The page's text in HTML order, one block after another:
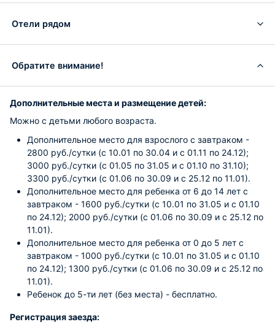
Отели рядом
Обратите внимание!
Дополнительные места и размещение детей:
Можно с детьми любого возраста.
Дополнительное место для взрослого с завтраком -
2800 руб./сутки (с 10.01 по 30.04 и с 01.11 по 24.12);
3000 руб./сутки (с 01.05 по 31.05 и с 01.10 по 31.10);
3300 руб./сутки (с 01.06 по 30.09 и с 25.12 по 11.01).
Дополнительное место для ребенка от 6 до 14 лет с
завтраком - 1600 руб./сутки (с 10.01 по 31.05 и с 01.10
по 24.12); 2000 руб./сутки (с 01.06 по 30.09 и с 25.12 по
11.01).
Дополнительное место для ребенка от 0 до 5 лет с
завтраком - 1000 руб./сутки (с 10.01 по 31.05 и с 01.10
по 24.12); 1300 руб./сутки (с 01.06 по 30.09 и с 25.12 по
11.01).
Ребенок до 5-ти лет (без места) - бесплатно.
Регистрация заезда: